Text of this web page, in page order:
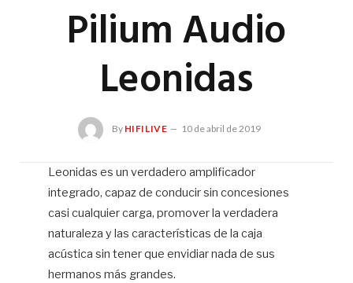
Pilium Audio
Leonidas
By HIFILIVE 10 de abril de 2019
Leonidas es un verdadero amplificador
integrado, capaz de conducir sin concesiones
casi cualquier carga, promover la verdadera
naturaleza y las características de la caja
acústica sin tener que envidiar nada de sus
hermanos más grandes.